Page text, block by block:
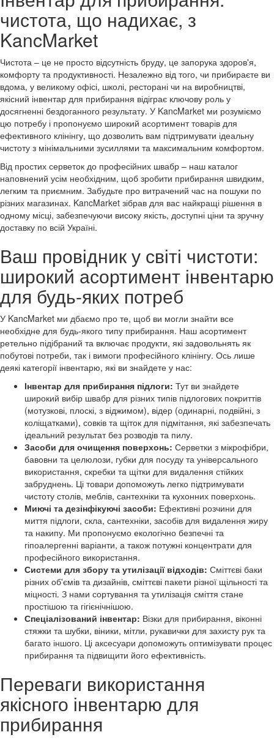
чистота, що надихає, з
KancMarket
Чистота – це не просто відсутність бруду, це запорука здоров'я,
комфорту та продуктивності. Незалежно від того, чи прибираєте ви
вдома, у великому офісі, школі, ресторані чи на виробництві,
якісний інвентар для прибирання відіграє ключову роль у
досягненні бездоганного результату. У KancMarket ми розуміємо
цю потребу і пропонуємо широкий асортимент товарів для
ефективного клінінгу, що дозволить вам підтримувати ідеальну
чистоту з мінімальними зусиллями та максимальним комфортом.
Від простих серветок до професійних швабр – наш каталог
наповнений усім необхідним, щоб зробити прибирання швидким,
легким та приємним. Забудьте про витрачений час на пошуки по
різних магазинах. KancMarket зібрав для вас найкращі рішення в
одному місці, забезпечуючи високу якість, доступні ціни та зручну
доставку по всій Україні.
Ваш провідник у світі чистоти:
широкий асортимент інвентарю
для будь-яких потреб
У KancMarket ми дбаємо про те, щоб ви могли знайти все
необхідне для будь-якого типу прибирання. Наш асортимент
ретельно підібраний та включає продукти, які задовольнять як
побутові потреби, так і вимоги професійного клінінгу. Ось лише
деякі категорії інвентарю, які ви знайдете у нас:
Інвентар для прибирання підлоги: Тут ви знайдете
широкий вибір швабр для різних типів підлогових покриттів
(мотузкові, плоскі, з віджимом), відер (одинарні, подвійні, з
коліщатками), совків та щіток для підмітання, які забезпечать
ідеальний результат без розводів та пилу.
Засоби для очищення поверхонь: Серветки з мікрофібри,
бавовни та целюлози, губки для посуду та універсального
використання, скребки та щітки для видалення стійких
забруднень. Ці товари допоможуть легко підтримувати
чистоту столів, меблів, сантехніки та кухонних поверхонь.
Миючі та дезінфікуючі засоби: Ефективні розчини для
миття підлоги, скла, сантехніки, засобів для видалення жиру
та накипу. Ми пропонуємо екологічно безпечні та
гіпоалергенні варіанти, а також потужні концентрати для
професійного використання.
Системи для збору та утилізації відходів: Сміттєві баки
різних об'ємів та дизайнів, сміттєві пакети різної щільності та
міцності. З нами сортування та утилізація сміття стане
простішою та гігієнічнішою.
Спеціалізований інвентар: Візки для прибирання, віконні
стяжки та шубки, віники, мітли, рукавички для захисту рук та
багато іншого. Ці аксесуари допоможуть оптимізувати процес
прибирання та підвищити його ефективність.
Переваги використання
якісного інвентарю для
прибирання